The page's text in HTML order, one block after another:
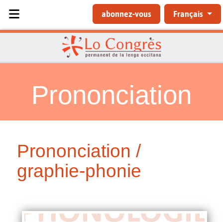
abonnez-vous Français
Prononciation
Prononciation /
graphie-phonie